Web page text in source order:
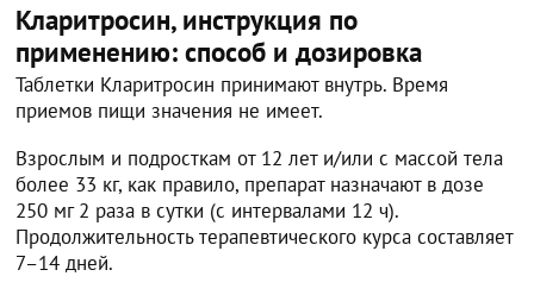
Кларитросин, инструкция по
применению: способ и дозировка
Таблетки Кларитросин принимают внутрь. Время
приемов пищи значения не имеет.
Взрослым и подросткам от 12 лет и/или с массой тела
более 33 кг, как правило, препарат назначают в дозе
250 мг 2 раза в сутки (с интервалами 12 ч).
Продолжительность терапевтического курса составляет
7–14 дней.